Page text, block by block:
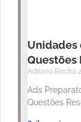
Unidades
Questões
Adriano Rocha
Ads
Questões